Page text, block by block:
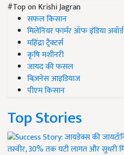
#Top on Krishi Jagran
सफल किसान
मिलेनियर फार्मर ऑफ इंडिया अवॉर्ड
महिंद्रा ट्रैक्टर्स
कृषि मशीनरी
जायद की फसल
बिज़नेस आइडियाज
पीएम किसान
Top Stories